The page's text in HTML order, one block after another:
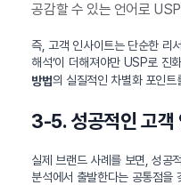
공감할 수 있는 언어로
즉, 고객 인사이트는 단순한 리
해석’이 더해져야만 USP로 진
방법의 실질적인 차별화 포인
3-5. 성공적인 고객
실제 브랜드 사례를 보면, 성공
분석에서 출발한다는 공통점을